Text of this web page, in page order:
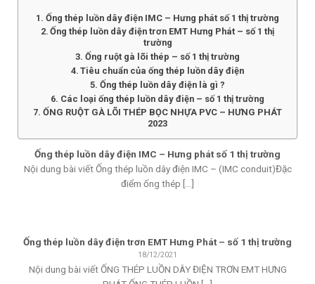
Ống thép luồn dây điện IMC – Hưng phát số 1 thị trường
Ống thép luồn dây điện trơn EMT Hưng Phát – số 1 thị
trường
Ống ruột gà lõi thép – số 1 thị trường
Tiêu chuẩn của ống thép luồn dây điện
Ống thép luồn dây điện là gì ?
Các loại ống thép luồn dây điện – số 1 thị trường
ỐNG RUỘT GÀ LÕI THÉP BỌC NHỰA PVC – HƯNG PHÁT
2023
Ống thép luồn dây điện IMC – Hưng phát số 1 thị trường
Nội dung bài viết Ống thép luồn dây điện IMC – (IMC conduit)Đặc
điểm ống thép [...]
Ống thép luồn dây điện trơn EMT Hưng Phát – số 1 thị trường
18/12/2021
Nội dung bài viết ỐNG THÉP LUỒN DÂY ĐIỆN TRƠN EMT HƯNG